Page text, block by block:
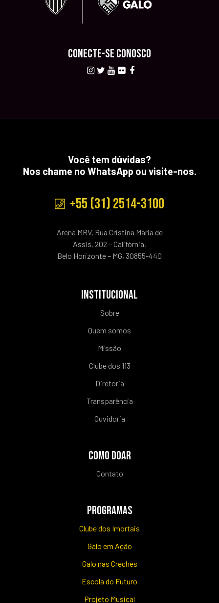
CONECTE-SE CONOSCO
Você tem dúvidas?
Nos chame no WhatsApp ou visite-nos.
+55 (31) 2514-3100
Arena MRV, Rua Cristina Maria de
Assis, 202 – Califórnia,
Belo Horizonte – MG, 30855-440
INSTITUCIONAL
Sobre
Quem somos
Missão
Clube dos 113
Diretoria
Transparência
Ouvidoria
COMO DOAR
Contato
PROGRAMAS
Clube dos Imortais
Galo em Ação
Galo nas Creches
Escola do Futuro
Projeto Musical